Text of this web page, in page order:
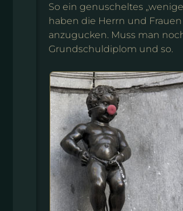
So ein genuscheltes
haben die Herrn und
anzugucken. Muss man
Grundschuldiplom und so.